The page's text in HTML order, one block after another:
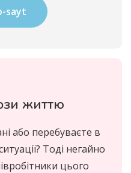
sayt
життю
або перебуваєте в
Тоді негайно
цього